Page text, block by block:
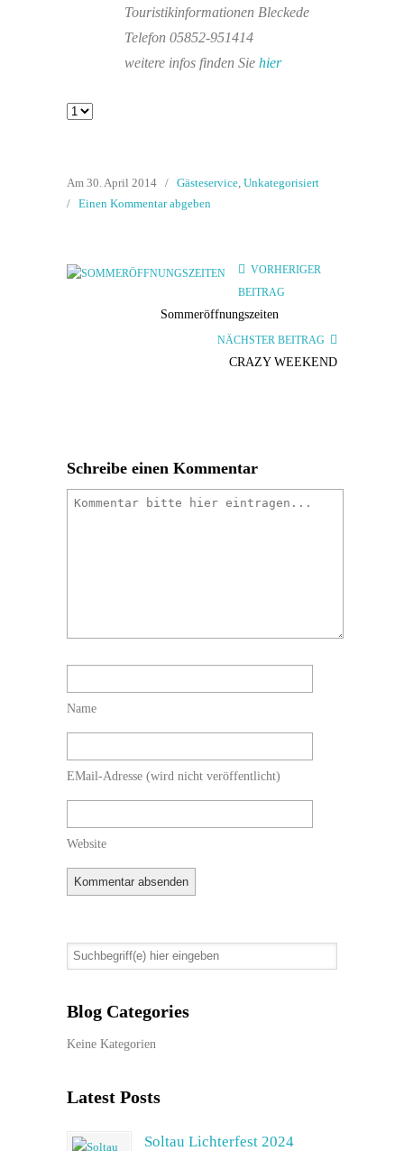
Touristikinformationen Bleckede
Telefon 05852-951414
weitere infos finden Sie hier
Am 30. April 2014 / Gästeservice, Unkategorisiert
/ Einen Kommentar abgeben
VORHERIGER
BEITRAG
Sommeröffnungszeiten
NÄCHSTER BEITRAG
CRAZY WEEKEND
Schreibe einen Kommentar
Name
EMail-Adresse (wird nicht veröffentlicht)
Website
Blog Categories
Keine Kategorien
Latest Posts
Soltau Lichterfest 2024